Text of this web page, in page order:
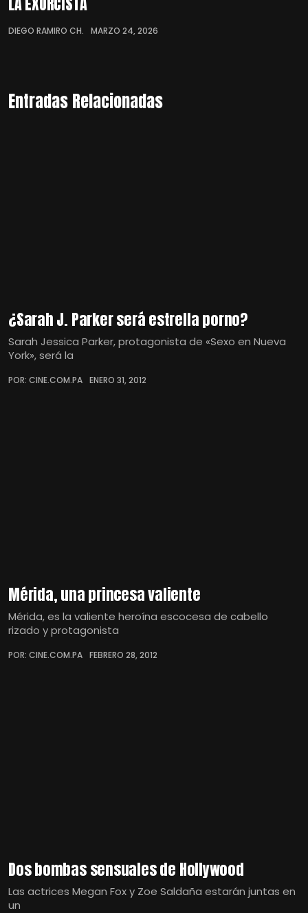
DIEGO RAMIRO CH. MARZO 24, 2026
Entradas Relacionadas
¿Sarah J. Parker será estrella porno?
Sarah Jessica Parker, protagonista de «Sexo en Nueva
York», será la
POR: CINE.COM.PA ENERO 31, 2012
Mérida, una princesa valiente
Mérida, es la valiente heroína escocesa de cabello
rizado y protagonista
POR: CINE.COM.PA FEBRERO 28, 2012
Dos bombas sensuales de Hollywood
Las actrices Megan Fox y Zoe Saldaña estarán juntas en
un